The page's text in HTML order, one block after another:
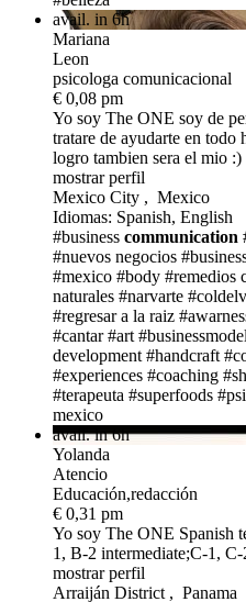
avail. in 6h
Mariana
Leon
psicologa comunicacional
€ 0,08 pm
Yo soy The ONE soy de
tratare de ayudarte en todo
logro tambien sera el mio :)
mostrar perfil
Mexico City , Mexico
Idiomas: Spanish, English
#business communication
#nuevos negocios
#mexico #body #remedios
naturales #narvarte
#regresar a la raiz
#cantar #art
development #handcraft
#experiences #coaching
#terapeuta #superfoods
mexico
avail. in 6h
Yolanda
Atencio
Educación,redacción
€ 0,31 pm
Yo soy The ONE Spanish
1, B-2 intermediate;C-1, C-
mostrar perfil
Arraiján District , Panama